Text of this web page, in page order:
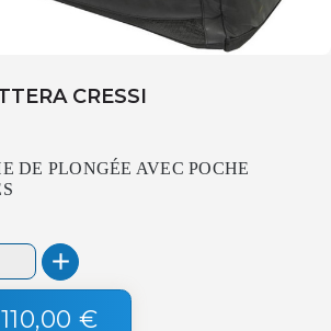
CRESSI
DE PLONGÉE AVEC POCHE
110,00 €